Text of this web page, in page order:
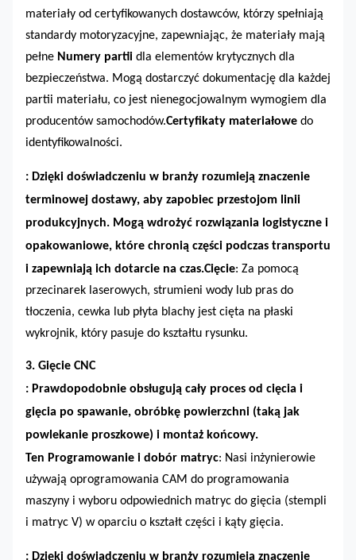
materiały od certyfikowanych dostawców, którzy spełniają
standardy motoryzacyjne, zapewniając, że materiały mają
pełne Numery partii dla elementów krytycznych dla
bezpieczeństwa. Mogą dostarczyć dokumentację dla każdej
partii materiału, co jest nienegocjowalnym wymogiem dla
producentów samochodów.Certyfikaty materiałowe do
identyfikowalności.
: Dzięki doświadczeniu w branży rozumieją znaczenie
terminowej dostawy, aby zapobiec przestojom linii
produkcyjnych. Mogą wdrożyć rozwiązania logistyczne i
opakowaniowe, które chronią części podczas transportu
i zapewniają ich dotarcie na czas.Cięcie: Za pomocą
przecinarek laserowych, strumieni wody lub pras do
tłoczenia, cewka lub płyta blachy jest cięta na płaski
wykrojnik, który pasuje do kształtu rysunku.
3. Gięcie CNC
: Prawdopodobnie obsługują cały proces od cięcia i
gięcia po spawanie, obróbkę powierzchni (taką jak
powlekanie proszkowe) i montaż końcowy.
Ten Programowanie i dobór matryc: Nasi inżynierowie
używają oprogramowania CAM do programowania
maszyny i wyboru odpowiednich matryc do gięcia (stempli
i matryc V) w oparciu o kształt części i kąty gięcia.
: Dzięki doświadczeniu w branży rozumieją znaczenie